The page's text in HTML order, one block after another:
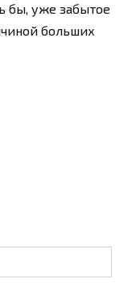
бы, уже забытое
больших